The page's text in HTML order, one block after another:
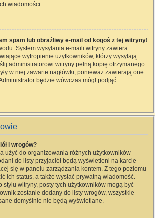
wiadomości.
spam lub obraźliwy e-mail od kogoś z tej witryny!
System wysyłania e-maili witryny zawiera
wytropienie użytkowników, którzy wysyłają
administratorowi witryny pełną kopię otrzymanego
w niej zawarte nagłówki, ponieważ zawierają one
będzie wówczas mógł podjąć
i wrogów?
użyć do organizowania różnych użytkowników
do listy przyjaciół będą wyświetleni na karcie
się w panelu zarządzania kontem. Z tego poziomu
ich status, a także wysłać prywatną wiadomość.
witryny, posty tych użytkowników mogą być
zostanie dodany do listy wrogów, wszystkie
domyślnie nie będą wyświetlane.